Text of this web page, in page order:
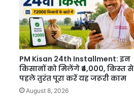
PM Kisan 24th Installment: इन
किसानों को मिलेंगे ₹4,000, किस्त से
पहले तुरंत पूरा करें यह जरूरी काम
August 8, 2026